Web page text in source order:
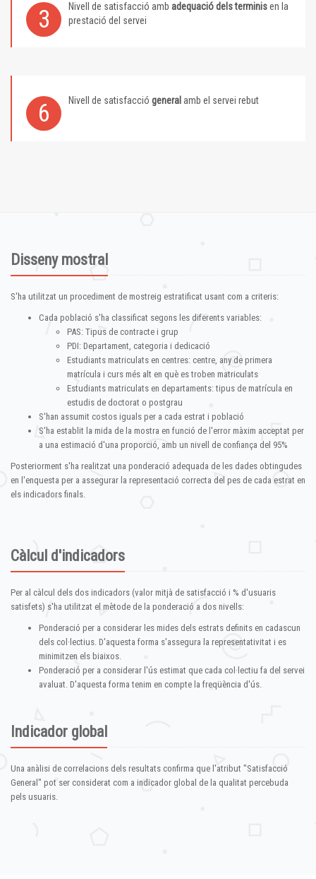
3 Nivell de satisfacció amb adequació dels terminisen la
prestació del servei
6 Nivell de satisfacció general amb el servei rebut
Disseny mostral
S'ha utilitzat un procediment de mostreig estratificat usant com a criteris:
Cada població s'ha classificat segons les diferents variables:
PAS: Tipus de contracte i grup
PDI: Departament, categoria i dedicació
Estudiants matriculats en centres: centre, any de primera
matrícula i curs més alt en què es troben matriculats
Estudiants matriculats en departaments: tipus de matrícula en
estudis de doctorat o postgrau
S'han assumit costos iguals per a cada estrat i població
S'ha establit la mida de la mostra en funció de l'error màxim acceptat per
a una estimació d'una proporció, amb un nivell de confiança del 95%
Posteriorment s'ha realitzat una ponderació adequada de les dades obtingudes
en l'enquesta per a assegurar la representació correcta del pes de cada estrat en
els indicadors finals.
Càlcul d'indicadors
Per al càlcul dels dos indicadors (valor mitjà de satisfacció i % d'usuaris
satisfets) s'ha utilitzat el mètode de la ponderació a dos nivells:
Ponderació per a considerar les mides dels estrats definits en cadascun
dels col·lectius. D'aquesta forma s'assegura la representativitat i es
minimitzen els biaixos.
Ponderació per a considerar l'ús estimat que cada col·lectiu fa del servei
avaluat. D'aquesta forma tenim en compte la freqüència d'ús.
Indicador global
Una anàlisi de correlacions dels resultats confirma que l'atribut "Satisfacció
General" pot ser considerat com a indicador global de la qualitat percebuda
pels usuaris.